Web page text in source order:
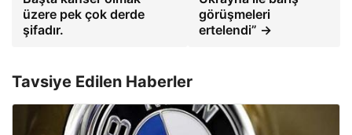
üzere pek çok derde
şifadır.
görüşmeleri
ertelendi” →
Tavsiye Edilen Haberler